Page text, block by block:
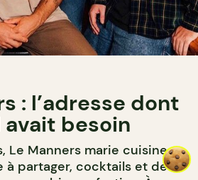
: l’adresse dont
avait besoin
Le Manners marie cuisine
à partager, cocktails et déco